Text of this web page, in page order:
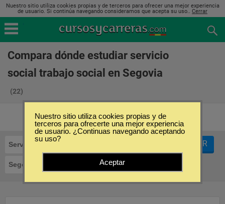
Nuestro sitio utiliza cookies propias y de terceros para ofrecer una mejor experiencia
de usuario. Si continúa navegando consideramos que acepta su uso.. Cerrar
Compara dónde estudiar servicio
social trabajo social en Segovia
(22)
Servicio Social Trabajo Social
Segovia
FILTRAR
Nuestro sitio utiliza cookies propias y de
terceros para ofrecerte una mejor experiencia
de usuario. ¿Continuas navegando aceptando
su uso?
Aceptar